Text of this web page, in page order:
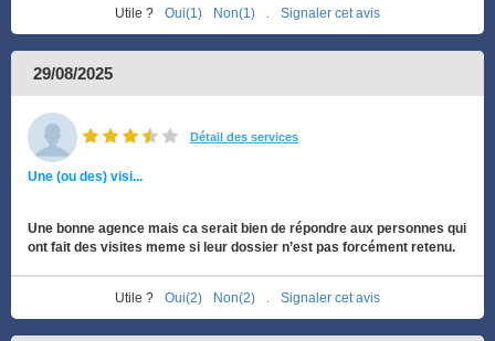
Utile ? Oui(1) Non(1) Signaler cet avis
29/08/2025
Détail des services
Une (ou des) visi...
Une bonne agence mais ca serait bien de répondre aux personnes qui
ont fait des visites meme si leur dossier n’est pas forcément retenu.
Utile ? Oui(2) Non(2) Signaler cet avis